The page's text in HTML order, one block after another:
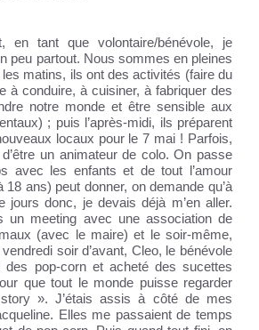
en tant que volontaire/bénévole, je
peu partout. Nous sommes en pleines
matins, ils ont des activités (faire du
à conduire, à cuisiner, à fabriquer des
notre monde et être sensible aux
; puis l’après-midi, ils préparent
locaux pour le 7 mai ! Parfois,
d’être un animateur de colo. On passe
avec les enfants et de tout l’amour
18 ans) peut donner, on demande qu’à
jours donc, je devais déjà m’en aller.
un meeting avec une association de
(avec le maire) et le soir-même,
soir d’avant, Cleo, le bénévole
des pop-corn et acheté des sucettes
que tout le monde puisse regarder
». J’étais assis à côté de mes
Elles me passaient de temps